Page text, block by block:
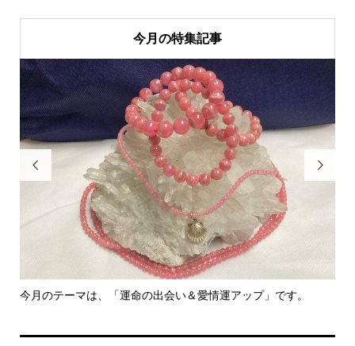
今月の特集記事

今月のテーマは、「運命の出会い＆愛情運アップ」です。
